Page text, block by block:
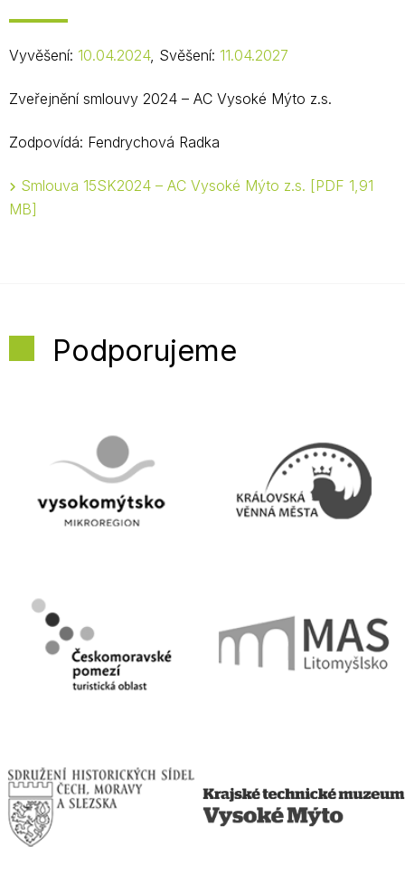
Vyvěšení: 10.04.2024, Svěšení: 11.04.2027
Zveřejnění smlouvy 2024 – AC Vysoké Mýto z.s.
Zodpovídá: Fendrychová Radka
Smlouva 15SK2024 – AC Vysoké Mýto z.s.
PDF 1,91
MB
Podporujeme